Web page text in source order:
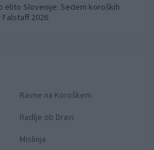
elito Slovenije: Sedem koroških
2026
Ravne na Koroškem
Radlje ob Dravi
Mislinja